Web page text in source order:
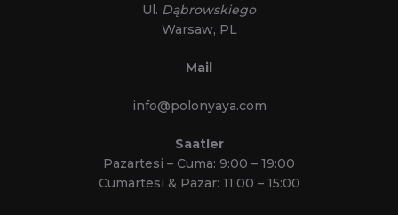
Ul. Dąbrowskiego
Warsaw, PL
Mail
info@polonyaya.com
Saatler
Pazartesi – Cuma: 9:00 – 19:00
Cumartesi & Pazar: 11:00 – 15:00